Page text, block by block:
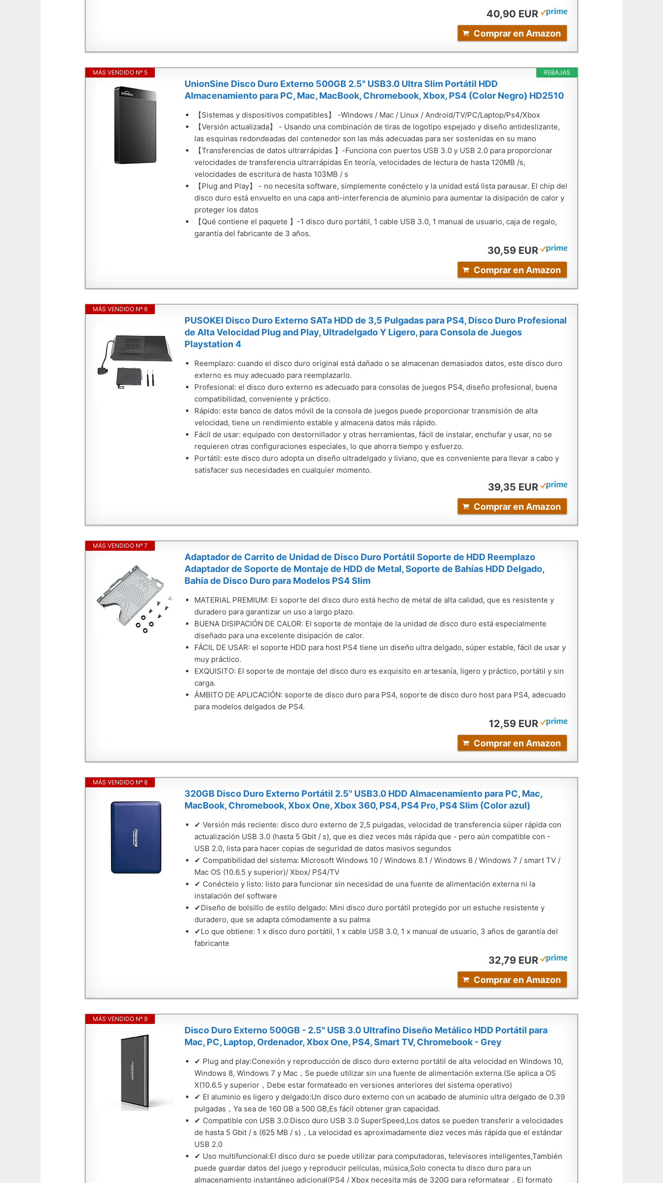
40,90 EUR
Comprar en Amazon
REBAJAS
MÁS VENDIDO Nº 5
UnionSine Disco Duro Externo 500GB 2.5" USB3.0 Ultra Slim Portátil HDD
Almacenamiento para PC, Mac, MacBook, Chromebook, Xbox, PS4 (Color Negro) HD2510
【Sistemas y dispositivos compatibles】 -Windows / Mac / Linux / Android/TV/PC/Laptop/Ps4/Xbox
【Versión actualizada】 - Usando una combinación de tiras de logotipo espejado y diseño antideslizante,
las esquinas redondeadas del contenedor son las más adecuadas para ser sostenidas en su mano
【Transferencias de datos ultrarrápidas 】-Funciona con puertos USB 3.0 y USB 2.0 para proporcionar
velocidades de transferencia ultrarrápidas En teoría, velocidades de lectura de hasta 120MB /s,
velocidades de escritura de hasta 103MB / s
【Plug and Play】 - no necesita software, simplemente conéctelo y la unidad está lista parausar. El chip del
disco duro está envuelto en una capa anti-interferencia de aluminio para aumentar la disipación de calor y
proteger los datos
【Qué contiene el paquete 】-1 disco duro portátil, 1 cable USB 3.0, 1 manual de usuario, caja de regalo,
garantía del fabricante de 3 años.
30,59 EUR
Comprar en Amazon
MÁS VENDIDO Nº 6
PUSOKEI Disco Duro Externo SATa HDD de 3,5 Pulgadas para PS4, Disco Duro Profesional
de Alta Velocidad Plug and Play, Ultradelgado Y Ligero, para Consola de Juegos
Playstation 4
Reemplazo: cuando el disco duro original está dañado o se almacenan demasiados datos, este disco duro
externo es muy adecuado para reemplazarlo.
Profesional: el disco duro externo es adecuado para consolas de juegos PS4, diseño profesional, buena
compatibilidad, conveniente y práctico.
Rápido: este banco de datos móvil de la consola de juegos puede proporcionar transmisión de alta
velocidad, tiene un rendimiento estable y almacena datos más rápido.
Fácil de usar: equipado con destornillador y otras herramientas, fácil de instalar, enchufar y usar, no se
requieren otras configuraciones especiales, lo que ahorra tiempo y esfuerzo.
Portátil: este disco duro adopta un diseño ultradelgado y liviano, que es conveniente para llevar a cabo y
satisfacer sus necesidades en cualquier momento.
39,35 EUR
Comprar en Amazon
MÁS VENDIDO Nº 7
Adaptador de Carrito de Unidad de Disco Duro Portátil Soporte de HDD Reemplazo
Adaptador de Soporte de Montaje de HDD de Metal, Soporte de Bahías HDD Delgado,
Bahía de Disco Duro para Modelos PS4 Slim
MATERIAL PREMIUM: El soporte del disco duro está hecho de metal de alta calidad, que es resistente y
duradero para garantizar un uso a largo plazo.
BUENA DISIPACIÓN DE CALOR: El soporte de montaje de la unidad de disco duro está especialmente
diseñado para una excelente disipación de calor.
FÁCIL DE USAR: el soporte HDD para host PS4 tiene un diseño ultra delgado, súper estable, fácil de usar y
muy práctico.
EXQUISITO: El soporte de montaje del disco duro es exquisito en artesanía, ligero y práctico, portátil y sin
carga.
ÁMBITO DE APLICACIÓN: soporte de disco duro para PS4, soporte de disco duro host para PS4, adecuado
para modelos delgados de PS4.
12,59 EUR
Comprar en Amazon
MÁS VENDIDO Nº 8
320GB Disco Duro Externo Portátil 2.5" USB3.0 HDD Almacenamiento para PC, Mac,
MacBook, Chromebook, Xbox One, Xbox 360, PS4, PS4 Pro, PS4 Slim (Color azul)
✔ Versión más reciente: disco duro externo de 2,5 pulgadas, velocidad de transferencia súper rápida con
actualización USB 3.0 (hasta 5 Gbit / s), que es diez veces más rápida que - pero aún compatible con -
USB 2.0, lista para hacer copias de seguridad de datos masivos segundos
✔ Compatibilidad del sistema: Microsoft Windows 10 / Windows 8.1 / Windows 8 / Windows 7 / smart TV /
Mac OS (10.6.5 y superior)/ Xbox/ PS4/TV
✔ Conéctelo y listo: listo para funcionar sin necesidad de una fuente de alimentación externa ni la
instalación del software
✔Diseño de bolsillo de estilo delgado: Mini disco duro portátil protegido por un estuche resistente y
duradero, que se adapta cómodamente a su palma
✔Lo que obtiene: 1 x disco duro portátil, 1 x cable USB 3.0, 1 x manual de usuario, 3 años de garantía del
fabricante
32,79 EUR
Comprar en Amazon
MÁS VENDIDO Nº 9
Disco Duro Externo 500GB - 2.5" USB 3.0 Ultrafino Diseño Metálico HDD Portátil para
Mac, PC, Laptop, Ordenador, Xbox One, PS4, Smart TV, Chromebook - Grey
✔ Plug and play:Conexión y reproducción de disco duro externo portátil de alta velocidad en Windows 10,
Windows 8, Windows 7 y Mac，Se puede utilizar sin una fuente de alimentación externa.(Se aplica a OS
X(10.6.5 y superior，Debe estar formateado en versiones anteriores del sistema operativo)
✔ El aluminio es ligero y delgado:Un disco duro externo con un acabado de aluminio ultra delgado de 0.39
pulgadas，Ya sea de 160 GB a 500 GB,Es fácil obtener gran capacidad.
✔ Compatible con USB 3.0:Disco duro USB 3.0 SuperSpeed,Los datos se pueden transferir a velocidades
de hasta 5 Gbit / s (625 MB / s)，La velocidad es aproximadamente diez veces más rápida que el estándar
USB 2.0
✔ Uso multifuncional:El disco duro se puede utilizar para computadoras, televisores inteligentes,También
puede guardar datos del juego y reproducir películas, música,Solo conecta tu disco duro para un
almacenamiento instantáneo adicional(PS4 / Xbox necesita más de 320G para reformatear，El formato